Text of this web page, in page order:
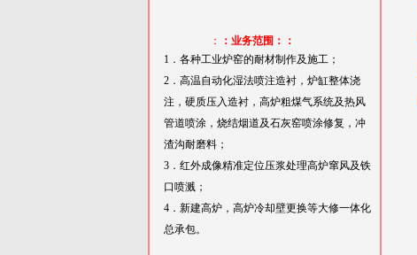
：
：业务范围：：
1．各种工业炉窑的耐材制作及施工；
2．高温自动化湿法喷注造衬，炉缸整体浇
注，硬质压入造衬，高炉粗煤气系统及热风
管道喷涂，烧结烟道及石灰窑喷涂修复，冲
渣沟耐磨料；
3．红外成像精准定位压浆处理高炉窜风及铁
口喷溅；
4．新建高炉，高炉冷却壁更换等大修一体化
总承包。